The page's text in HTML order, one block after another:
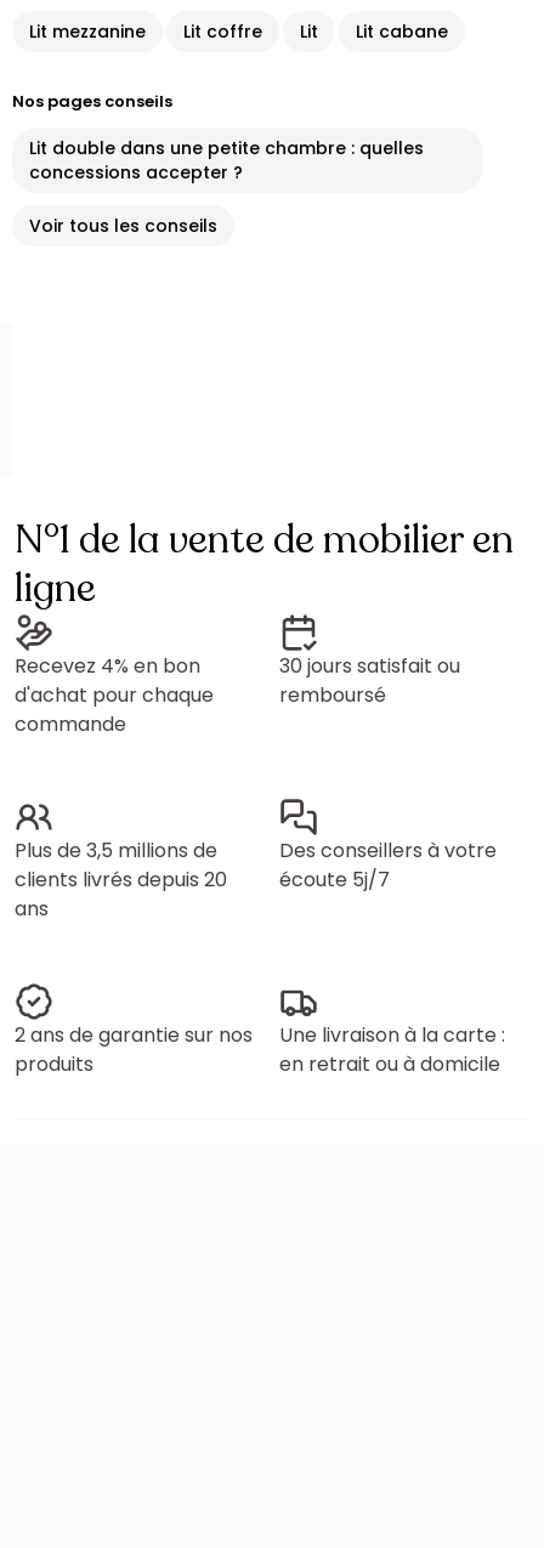
Lit mezzanine Lit coffre Lit Lit cabane
Nos pages conseils
Lit double dans une petite chambre : quelles
concessions accepter ?
Voir tous les conseils
N°1 de la vente de mobilier en
ligne
Recevez 4% en bon
d'achat pour chaque
commande
30 jours satisfait ou
remboursé
Plus de 3,5 millions de
clients livrés depuis 20
ans
Des conseillers à votre
écoute 5j/7
2 ans de garantie sur nos
produits
Une livraison à la carte :
en retrait ou à domicile